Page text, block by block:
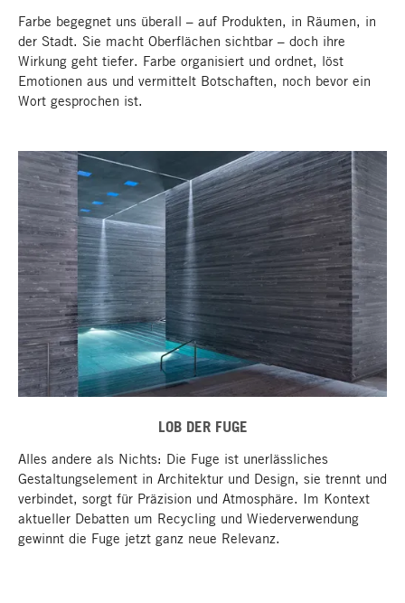
Farbe begegnet uns überall – auf Produkten, in Räumen, in
der Stadt. Sie macht Oberflächen sichtbar – doch ihre
Wirkung geht tiefer. Farbe organisiert und ordnet, löst
Emotionen aus und vermittelt Botschaften, noch bevor ein
Wort gesprochen ist.
LOB DER FUGE
Alles andere als Nichts: Die Fuge ist unerlässliches
Gestaltungselement in Architektur und Design, sie trennt und
verbindet, sorgt für Präzision und Atmosphäre. Im Kontext
aktueller Debatten um Recycling und Wiederverwendung
gewinnt die Fuge jetzt ganz neue Relevanz.